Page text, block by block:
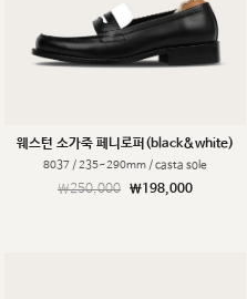
웨스턴 소가죽 페니로퍼(black&white)
8037 / 235~290mm / casta sole
￦250,000 ￦198,000